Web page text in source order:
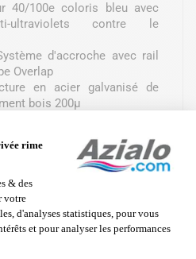
40/100e coloris bleu avec
ultraviolets contre le
d'accroche avec rail
Overlap
en acier galvanisé de
bois 200µ
verticaux en acier galvanisé
largeur
de filtration à sable
sable, manomètre, vanne
de connexion
de sécurité avec
de sol en polyéthylène,